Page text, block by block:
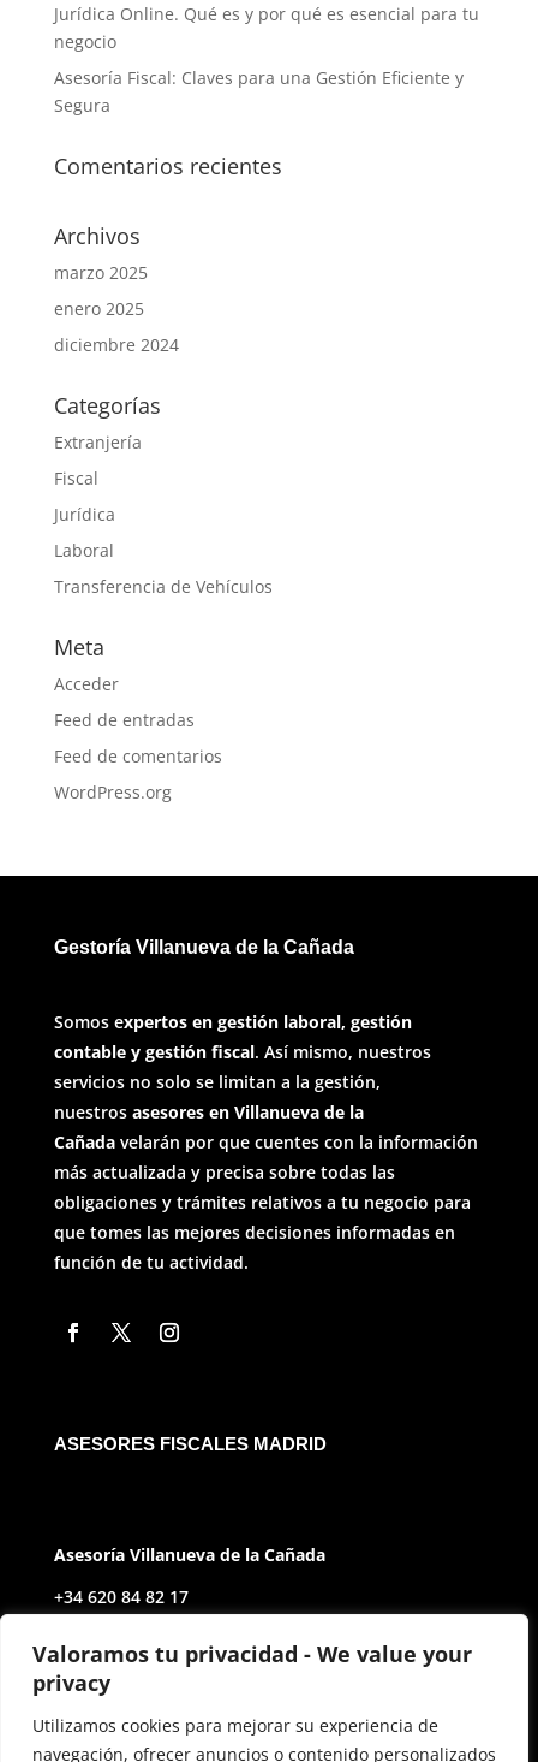
Valoramos tu privacidad - We value your
privacy
Utilizamos cookies para mejorar su experiencia de
navegación, ofrecer anuncios o contenido personalizados
Jurídica Online. Qué es y por qué es esencial para tu
negocio
Asesoría Fiscal: Claves para una Gestión Eficiente y
Segura
Comentarios recientes
Archivos
marzo 2025
enero 2025
diciembre 2024
Categorías
Extranjería
Fiscal
Jurídica
Laboral
Transferencia de Vehículos
Meta
Acceder
Feed de entradas
Feed de comentarios
WordPress.org
Gestoría Villanueva de la Cañada
Somos expertos en gestión laboral, gestión
contable y gestión fiscal. Así mismo, nuestros
servicios no solo se limitan a la gestión,
nuestros asesores en Villanueva de la
Cañadavelarán por que cuentes con la información
más actualizada y precisa sobre todas las
obligaciones y trámites relativos a tu negocio para
que tomes las mejores decisiones informadas en
función de tu actividad.
ASESORES FISCALES MADRID
Asesoría Villanueva de la Cañada
+34 620 84 82 17
28691 Villanueva de la Cañada Madrid